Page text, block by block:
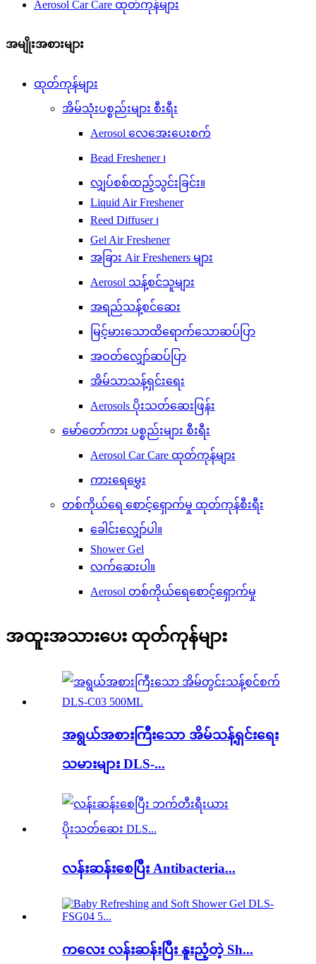
Aerosol Car Care ထုတ်ကုန်များ
အမျိုးအစားများ
ထုတ်ကုန်များ
အိမ်သုံးပစ္စည်းများ စီးရီး
Aerosol လေအေးပေးစက်
Bead Freshener ၊
လျှပ်စစ်ထည့်သွင်းခြင်း။
Liquid Air Freshener
Reed Diffuser ၊
Gel Air Freshener
အခြား Air Fresheners များ
Aerosol သန့်စင်သူများ
အရည်သန့်စင်ဆေး
မြင့်မားသောထိရောက်သောဆပ်ပြာ
အဝတ်လျှော်ဆပ်ပြာ
အိမ်သာသန့်ရှင်းရေး
Aerosols ပိုးသတ်ဆေးဖြန်း
မော်တော်ကား ပစ္စည်းများ စီးရီး
Aerosol Car Care ထုတ်ကုန်များ
ကားရေမွှေး
တစ်ကိုယ်ရေ စောင့်ရှောက်မှု ထုတ်ကုန်စီးရီး
ခေါင်းလျှော်ပါ။
Shower Gel
လက်ဆေးပါ။
Aerosol တစ်ကိုယ်ရေစောင့်ရှောက်မှု
အထူးအသားပေး ထုတ်ကုန်များ
အရွယ်အစားကြီးသော အိမ်သန့်ရှင်းရေး
သမားများ DLS-...
လန်းဆန်းစေပြီး Antibacteria...
ကလေး လန်းဆန်းပြီး နူးညံ့တဲ့ Sh...